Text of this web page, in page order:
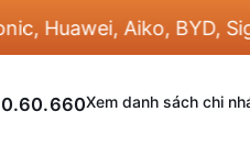
BYD, Sigen và 20
Xem danh sách chi